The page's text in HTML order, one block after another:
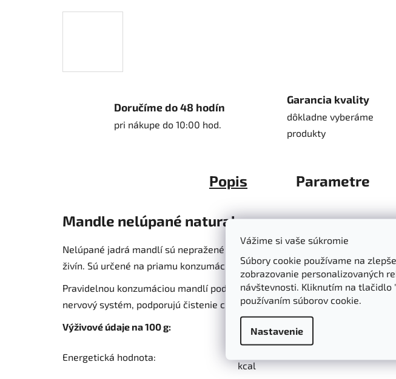
Vážime si vaše súkromie
Súbory cookie používame na
zobrazovanie personalizovaných
návštevnosti. Kliknutím na
používaním súborov cookie.
Nastavenie
Doručíme do 48 hodín
pri nákupe do 10:00 hod.
Garancia kvality
dôkladne vyberáme
produkty
Popis Parametre
Mandle nelúpané natural
Nelúpané jadrá mandlí sú nepražené a nesolené. Majú lahodnú chuť a
živín. Sú určené na priamu konzumáciu, ale aj na varenie a pečenie.
Pravidelnou konzumáciou mandlí podporíte trávenie, vďaka vysokému
nervový systém, podporujú čistenie ciev od cholesterolu a sú nápomocné
Výživové údaje na 100 g:
Energetická hodnota:
2642 kJ / 631
kcal